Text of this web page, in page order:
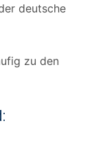
deutsche
zu den